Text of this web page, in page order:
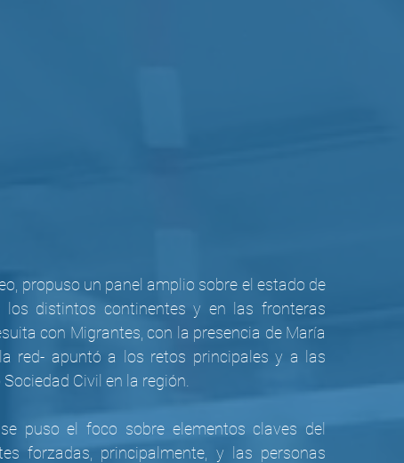
propuso un panel amplio sobre el estado de
distintos continentes y en las fronteras
con Migrantes, con la presencia de María
red- apuntó a los retos principales y a las
Civil en la región.
puso el foco sobre elementos claves del
forzadas, principalmente, y las personas